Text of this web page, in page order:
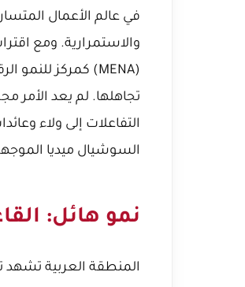
في عالم الأعمال
(MENA) كمركز للنمو الرقمي، وتبرز
تجاهلها. لم يعد الأمر
التفاعلات إلى ولاء
السوشيال ميديا
نمو هائل:
المنطقة العربية تشهد